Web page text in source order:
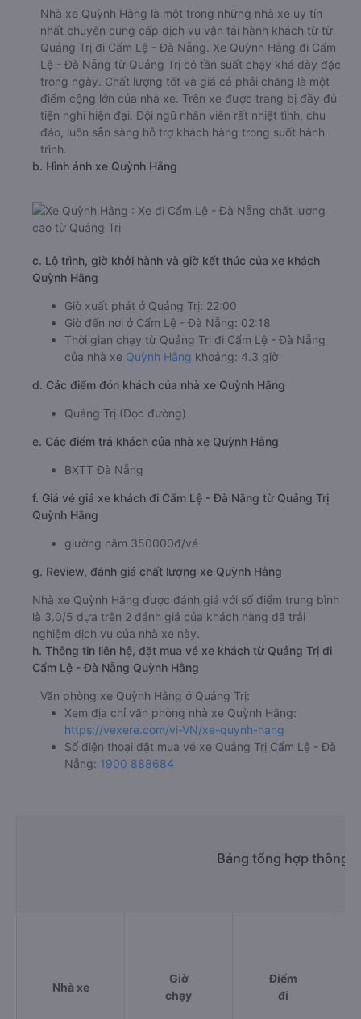
Nhà xe Quỳnh Hằng là một trong những nhà xe uy tín
nhất chuyên cung cấp dịch vụ vận tải hành khách từ từ
Quảng Trị đi Cẩm Lệ - Đà Nẵng. Xe Quỳnh Hằng đi Cẩm
Lệ - Đà Nẵng từ Quảng Trị có tần suất chạy khá dày đặc
trong ngày. Chất lượng tốt và giá cả phải chăng là một
điểm cộng lớn của nhà xe. Trên xe được trang bị đầy đủ
tiện nghi hiện đại. Đội ngũ nhân viên rất nhiệt tình, chu
đáo, luôn sẵn sàng hỗ trợ khách hàng trong suốt hành
trình.
b. Hình ảnh xe Quỳnh Hằng
c. Lộ trình, giờ khởi hành và giờ kết thúc của xe khách
Quỳnh Hằng
Giờ xuất phát ở Quảng Trị: 22:00
Giờ đến nơi ở Cẩm Lệ - Đà Nẵng: 02:18
Thời gian chạy từ Quảng Trị đi Cẩm Lệ - Đà Nẵng
của nhà xe Quỳnh Hằng khoảng: 4.3 giờ
d. Các điểm đón khách của nhà xe Quỳnh Hằng
Quảng Trị (Dọc đường)
e. Các điểm trả khách của nhà xe Quỳnh Hằng
BXTT Đà Nẵng
f. Giá vé giá xe khách đi Cẩm Lệ - Đà Nẵng từ Quảng Trị
Quỳnh Hằng
giường nằm 350000đ/vé
g. Review, đánh giá chất lượng xe Quỳnh Hằng
Nhà xe Quỳnh Hằng được đánh giá với số điểm trung bình
là 3.0/5 dựa trên 2 đánh giá của khách hàng đã trải
nghiệm dịch vụ của nhà xe này.
h. Thông tin liên hệ, đặt mua vé xe khách từ Quảng Trị đi
Cẩm Lệ - Đà Nẵng Quỳnh Hằng
Văn phòng xe Quỳnh Hằng ở Quảng Trị:
Xem địa chỉ văn phòng nhà xe Quỳnh Hằng:
https://vexere.com/vi-VN/xe-quynh-hang
Số điện thoại đặt mua vé xe Quảng Trị Cẩm Lệ - Đà
Nẵng: 1900 888684
Bảng tổng hợp thông
Nhà xe
Giờ
chạy
Điểm
đi